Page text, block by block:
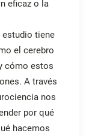
eficaz o la
estudio tiene
el cerebro
cómo estos
A través
nos
por qué
hacemos